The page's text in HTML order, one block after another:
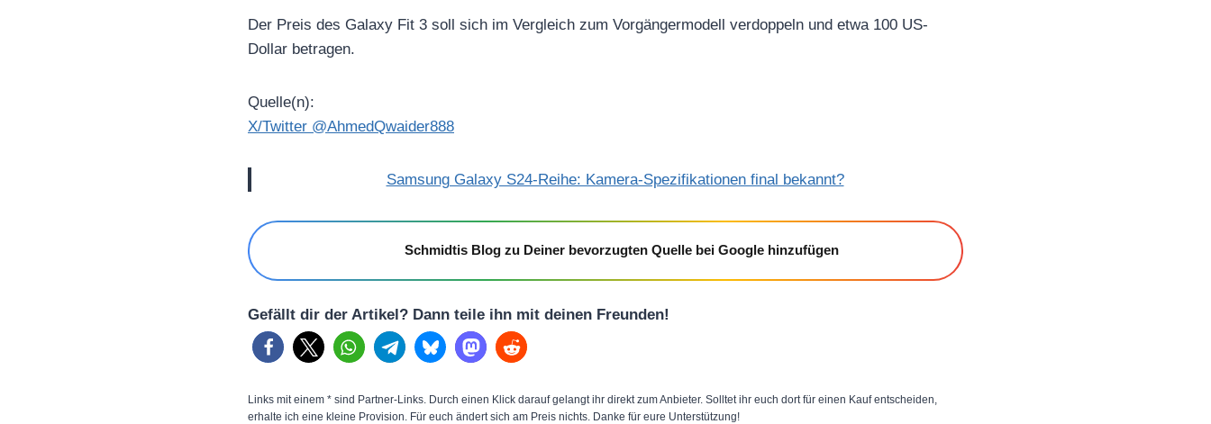
Der Preis des Galaxy Fit 3 soll sich im Vergleich zum Vorgängermodell verdoppeln und etwa 100 US-
Dollar betragen.
Quelle(n):
X/Twitter @AhmedQwaider888
Samsung Galaxy S24-Reihe: Kamera-Spezifikationen final bekannt?
Schmidtis Blog zu Deiner bevorzugten Quelle bei Google hinzufügen
Gefällt dir der Artikel? Dann teile ihn mit deinen Freunden!
Links mit einem * sind Partner-Links. Durch einen Klick darauf gelangt ihr direkt zum Anbieter. Solltet ihr euch dort für einen Kauf entscheiden,
erhalte ich eine kleine Provision. Für euch ändert sich am Preis nichts. Danke für eure Unterstützung!